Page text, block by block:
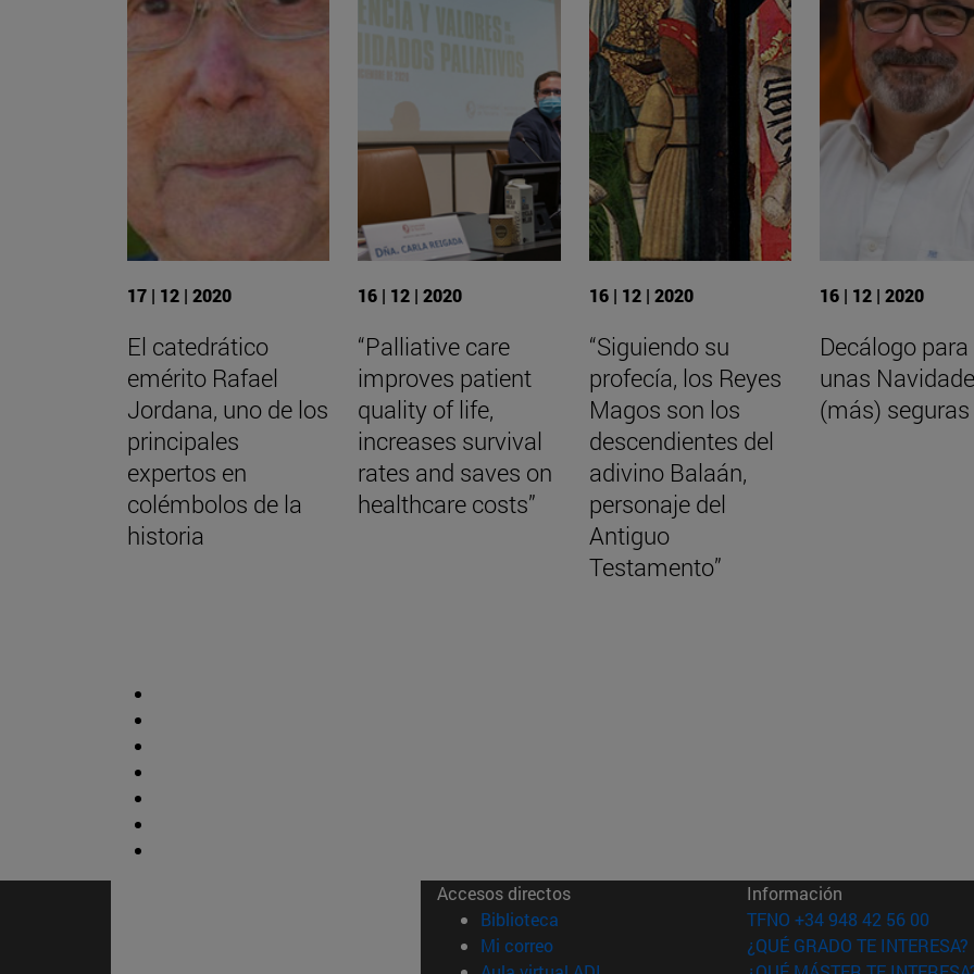
17 | 12 | 2020
El catedrático
emérito Rafael
Jordana, uno de los
principales
expertos en
colémbolos de la
historia
16 | 12 | 2020
“Palliative care
improves patient
quality of life,
increases survival
rates and saves on
healthcare costs”
16 | 12 | 2020
“Siguiendo su
profecía, los Reyes
Magos son los
descendientes del
adivino Balaán,
personaje del
Antiguo
Testamento”
16 | 12 | 2020
Decálogo para
unas
(más) seguras
Accesos directos
Biblioteca (abre en nueva ventana)
Mi correo(abre en nueva ventana)
Información
TFNO +34 948 42 56 00
¿QUÉ GRADO TE INTERESA?